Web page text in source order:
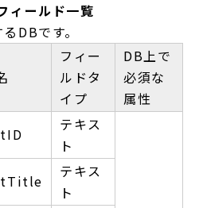
ィールド一覧
DBです。
フィー
ルドタ
イプ
DB上で
必須な
属性
テキス
ト
テキス
ト